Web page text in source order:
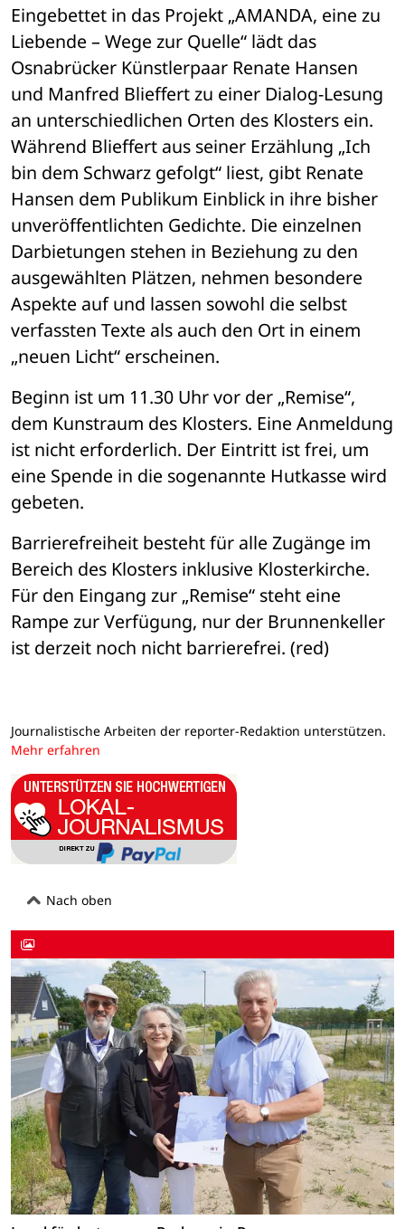
Eingebettet in das Projekt „AMANDA, eine zu
Liebende – Wege zur Quelle“ lädt das
Osnabrücker Künstlerpaar Renate Hansen
und Manfred Blieffert zu einer Dialog-Lesung
an unterschiedlichen Orten des Klosters ein.
Während Blieffert aus seiner Erzählung „Ich
bin dem Schwarz gefolgt“ liest, gibt Renate
Hansen dem Publikum Einblick in ihre bisher
unveröffentlichten Gedichte. Die einzelnen
Darbietungen stehen in Beziehung zu den
ausgewählten Plätzen, nehmen besondere
Aspekte auf und lassen sowohl die selbst
verfassten Texte als auch den Ort in einem
„neuen Licht“ erscheinen.
Beginn ist um 11.30 Uhr vor der „Remise“,
dem Kunstraum des Klosters. Eine Anmeldung
ist nicht erforderlich. Der Eintritt ist frei, um
eine Spende in die sogenannte Hutkasse wird
gebeten.
Barrierefreiheit besteht für alle Zugänge im
Bereich des Klosters inklusive Klosterkirche.
Für den Eingang zur „Remise“ steht eine
Rampe zur Verfügung, nur der Brunnenkeller
ist derzeit noch nicht barrierefrei. (red)
Journalistische Arbeiten der reporter-Redaktion unterstützen.
Mehr erfahren
Nach oben